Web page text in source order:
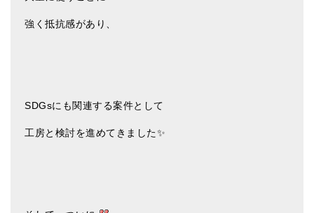
強く抵抗感があり、
SDGsにも関連する案件として
工房と検討を進めてきました✨